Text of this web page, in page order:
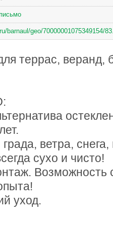
barnaul/geo/70000001075349154/
террас, веранд,
ветра,
сухо и чисто!
Возможность
уход.